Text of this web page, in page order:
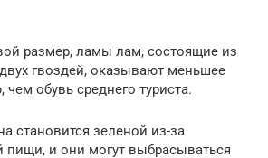
размер, ламы лам, состоящие из
гвоздей, оказывают меньшее
обувь среднего туриста.
становится зеленой из-за
пищи, и они могут выбрасываться